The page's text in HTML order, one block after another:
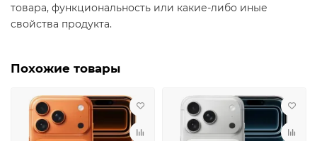
товара, функциональность или какие-либо иные
свойства продукта.
Похожие товары